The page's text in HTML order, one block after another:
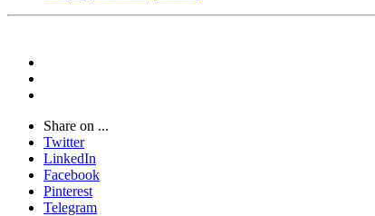
Share on ...
Twitter
LinkedIn
Facebook
Pinterest
Telegram